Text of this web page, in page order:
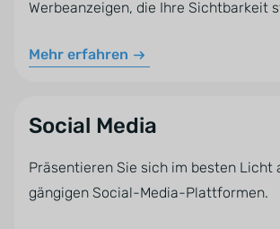
Werbeanzeigen, die Ihre Sichtbarkeit
Mehr erfahren
Social Media
Präsentieren Sie sich im besten Licht
gängigen Social-Media-Plattformen.